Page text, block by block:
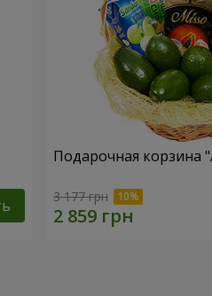
Подарочная корзина
3 177 грн